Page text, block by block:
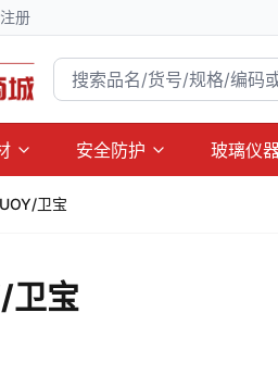
册
安全防护 玻璃仪
卫宝
卫宝